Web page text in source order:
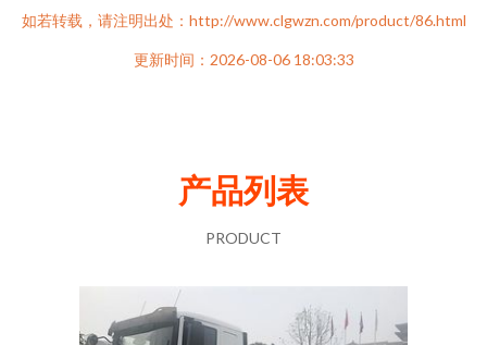
如若转载，请注明出处：http://www.clgwzn.com/product/86.html
更新时间：2026-08-06 18:03:33
产品列表
PRODUCT